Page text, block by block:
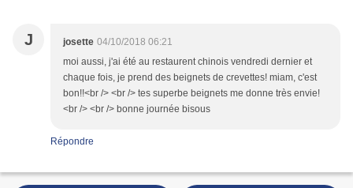
J josette 04/10/2018 06:21
moi aussi, j'ai été au restaurent chinois vendredi dernier et
chaque fois, je prend des beignets de crevettes! miam, c'est
bon!!<br /> <br /> tes superbe beignets me donne très envie!
<br /> <br /> bonne journée bisous
Répondre